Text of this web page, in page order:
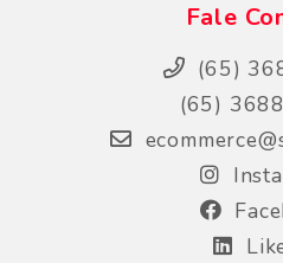
Fale
(65)
(65)